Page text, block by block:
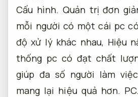
Cấu hình. Quản trị đơn
mỗi người có một cái pc
độ xử lý khác nhau, Hiệu
thống pc có đạt chất
giúp đa số người làm
mang lại hiệu quả hơn. PC.